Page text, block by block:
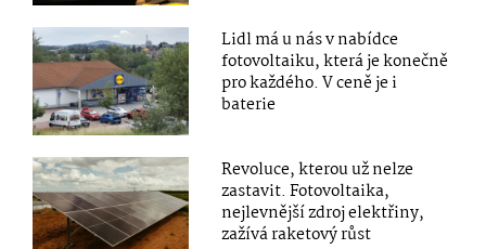
Lidl má u nás v nabídce
fotovoltaiku, která je konečně
pro každého. V ceně je i
baterie
Revoluce, kterou už nelze
zastavit. Fotovoltaika,
nejlevnější zdroj elektřiny,
zažívá raketový růst